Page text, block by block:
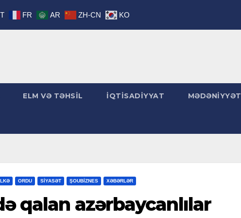
ELM VƏ TƏHSİL İQTİSADİYYAT MƏDƏNİYYƏT
ORDU SİYASƏT ŞOUBİZNES XƏBƏRLƏR
qalan azərbaycanlılar
FR AR ZH-CN KO